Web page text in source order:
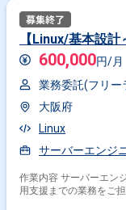
【Linux/基本設
600,000円/月
業務委託(フリー
大阪府
Linux
サーバーエンジ
作業内容 サーバーエン
用支援までの業務をご